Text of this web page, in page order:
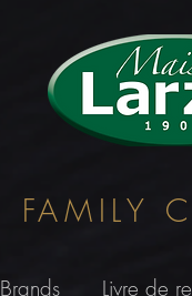
FAMILY
Brands Livre de